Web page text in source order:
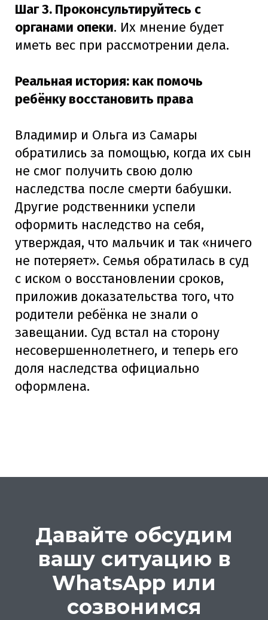
Шаг 3. Проконсультируйтесь с
органами опеки. Их мнение будет
иметь вес при рассмотрении дела.
Реальная история: как помочь
ребёнку восстановить права
Владимир и Ольга из Самары
обратились за помощью, когда их сын
не смог получить свою долю
наследства после смерти бабушки.
Другие родственники успели
оформить наследство на себя,
утверждая, что мальчик и так «ничего
не потеряет». Семья обратилась в суд
с иском о восстановлении сроков,
приложив доказательства того, что
родители ребёнка не знали о
завещании. Суд встал на сторону
несовершеннолетнего, и теперь его
доля наследства официально
оформлена.
Давайте обсудим
вашу ситуацию в
WhatsApp или
созвонимся